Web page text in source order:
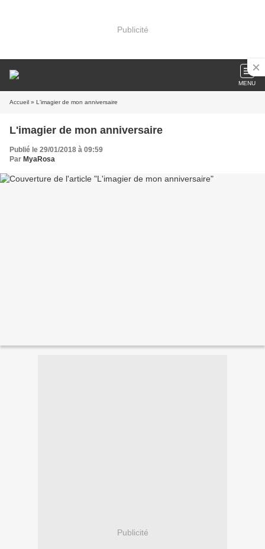
Publicité
MENU
Accueil » L'imagier de mon anniversaire
L'imagier de mon anniversaire
Publié le 29/01/2018 à 09:59
Par MyaRosa
Publicité